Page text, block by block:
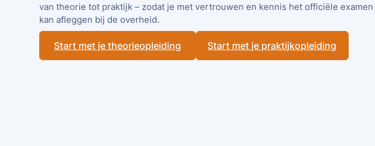
van theorie tot praktijk – zodat je met vertrouwen en kennis het officiële examen
kan afleggen bij de overheid.
Start met je theorieopleiding Start met je praktijkopleiding